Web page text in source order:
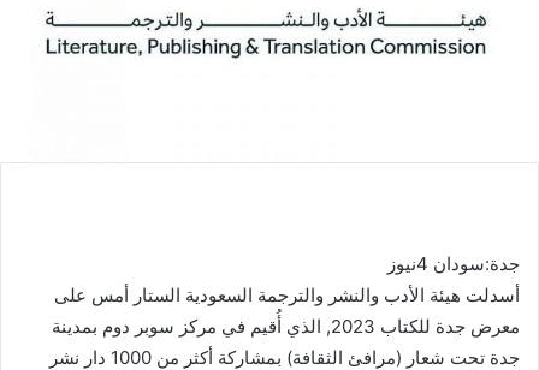
جدة:سودان 4نيوز
أسدلت هيئة الأدب والنشر والترجمة السعودية الستار أمس على
معرض جدة للكتاب 2023, الذي أُقيم في مركز سوبر دوم بمدينة
جدة تحت شعار (مرافئ الثقافة) بمشاركة أكثر من 1000 دار نشر